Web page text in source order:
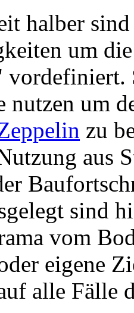
halber
um
nutzen um
zu
aus
sind
vom
eigene
alle Fälle